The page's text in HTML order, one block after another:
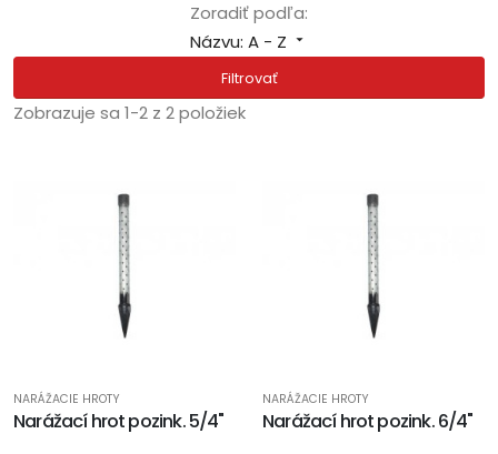
Zoradiť podľa:
Názvu: A - Z 
Filtrovať
Zobrazuje sa 1-2 z 2 položiek
NARÁŽACIE HROTY
Narážací hrot pozink. 5/4"
NARÁŽACIE HROTY
Narážací hrot pozink. 6/4"